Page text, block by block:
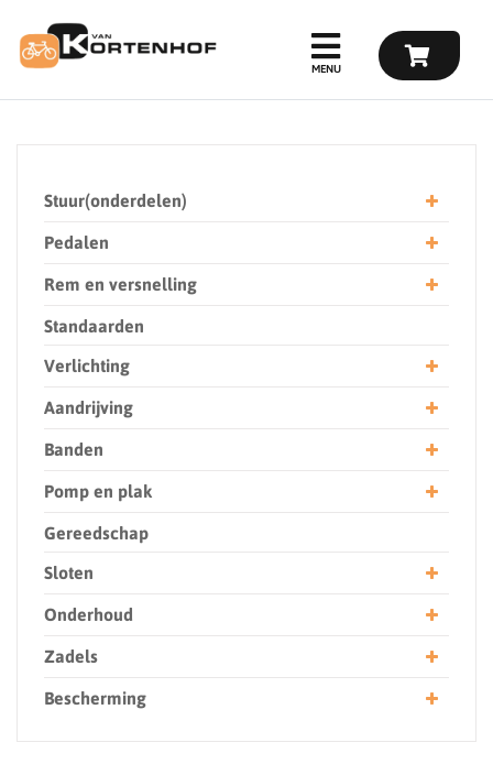
Stuur(onderdelen)
Pedalen
Rem en versnelling
Standaarden
Verlichting
Aandrijving
Banden
Pomp en plak
Gereedschap
Sloten
Onderhoud
Zadels
Bescherming